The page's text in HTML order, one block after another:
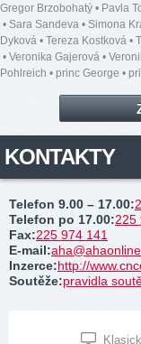
Gregor Brzobohatý • Pavla
• Sara Sandeva • Simona
Dyková • Tereza Kostková •
• Veronika Gajerová •
Pohlreich • princ George •
KONTAKTY
Telefon 9.00 – 17.00:
Telefon po 17.00:225
Fax:225 974 141
E-mail:
Inzerce:http://
Soutěže:pravidla